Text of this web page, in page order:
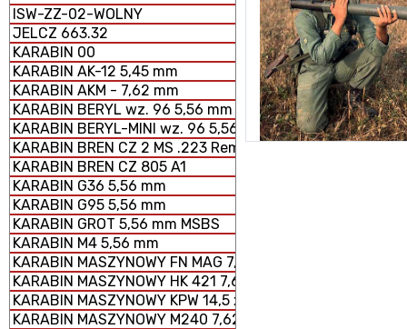
ISW-ZZ-02-WOLNY
JELCZ 663.32
KARABIN 00
KARABIN AK-12 5,45 mm
KARABIN AKM - 7,62 mm
KARABIN BERYL wz. 96 5,56 mm SZTURMOWY
KARABIN BERYL-MINI wz. 96 5,56 mm SZTURMOWY
KARABIN BREN CZ 2 MS .223 Rem.
KARABIN BREN CZ 805 A1
KARABIN G36 5,56 mm
KARABIN G95 5,56 mm
KARABIN GROT 5,56 mm MSBS
KARABIN M4 5,56 mm
KARABIN MASZYNOWY FN MAG 7,62 × 51 mm
KARABIN MASZYNOWY HK 421 7,62 x 51 mm
KARABIN MASZYNOWY KPW 14,5 x 114 mm
KARABIN MASZYNOWY M240 7,62 × 51 mm